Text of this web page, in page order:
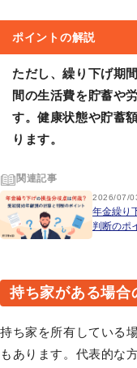
ポイントの解説
ただし、繰り下げ期
間の生活費を貯蓄や
す。健康状態や貯蓄
ります。
関連記事
2026/07/
年金繰り
判断のポ
持ち家がある場合
持ち家を所有している
もあります。代表的な